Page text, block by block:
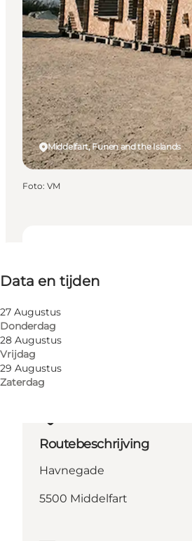
Data en tijden
27 Augustus
Donderdag
28 Augustus
Vrijdag
29 Augustus
Zaterdag
Website bezoeken
Middelfart, Funen and the Islands
Foto: VM
Routebeschrijving
Havnegade
5500 Middelfart